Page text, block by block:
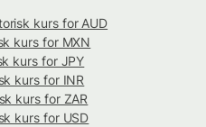
kurs for AUD
kurs for MXN
kurs for JPY
kurs for INR
kurs for ZAR
kurs for USD